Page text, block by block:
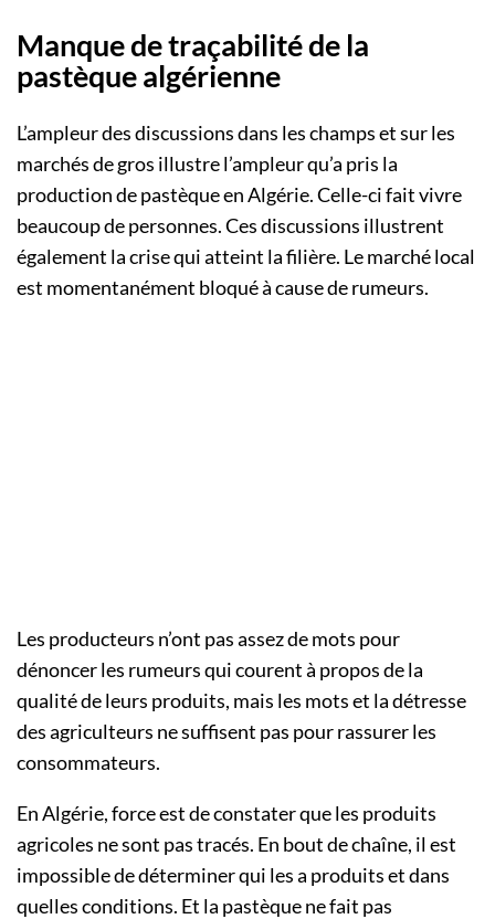
Manque de traçabilité de la
pastèque algérienne
L’ampleur des discussions dans les champs et sur les
marchés de gros illustre l’ampleur qu’a pris la
production de pastèque en Algérie. Celle-ci fait vivre
beaucoup de personnes. Ces discussions illustrent
également la crise qui atteint la filière. Le marché local
est momentanément bloqué à cause de rumeurs.
Les producteurs n’ont pas assez de mots pour
dénoncer les rumeurs qui courent à propos de la
qualité de leurs produits, mais les mots et la détresse
des agriculteurs ne suffisent pas pour rassurer les
consommateurs.
En Algérie, force est de constater que les produits
agricoles ne sont pas tracés. En bout de chaîne, il est
impossible de déterminer qui les a produits et dans
quelles conditions. Et la pastèque ne fait pas